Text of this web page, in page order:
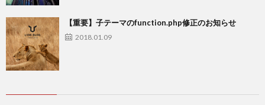
【重要】子テーマのfunction.php修正のお知らせ
2018.01.09